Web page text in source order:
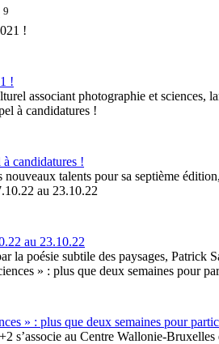
9
!
associant photographie et sciences,
candidatures !
nouveaux talents pour sa septième
au 23.10.22
la poésie subtile des paysages,
» : plus que deux semaines pour
s’associe au Centre Wallonie-